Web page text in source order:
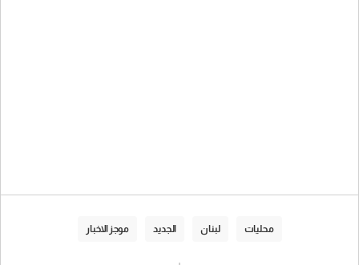
محليات لبنان الجديد موجز الاخبار